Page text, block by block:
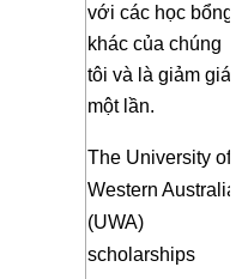
với các học bổng
khác của chúng
tôi và là giảm giá
một lần.
The University of
Western Australia
(UWA)
scholarships